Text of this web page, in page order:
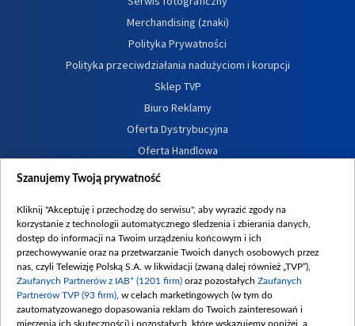
Merchandising (znaki)
Polityka Prywatności
Polityka przeciwdziałania nadużyciom i korupcji
Sklep TVP
Biuro Reklamy
Oferta Dystrybucyjna
Oferta Handlowa
Dostępność
Procedura zgłoszeń wewnętrznych
Szanujemy Twoją prywatność
Kliknij "Akceptuję i przechodzę do serwisu", aby wyrazić zgody na
korzystanie z technologii automatycznego śledzenia i zbierania danych,
dostęp do informacji na Twoim urządzeniu końcowym i ich
przechowywanie oraz na przetwarzanie Twoich danych osobowych przez
nas, czyli Telewizję Polską S.A. w likwidacji (zwaną dalej również „TVP”),
Zaufanych Partnerów z IAB* (1201 firm) oraz pozostałych Zaufanych
Partnerów TVP (93 firm) , w celach marketingowych (w tym do
zautomatyzowanego dopasowania reklam do Twoich zainteresowań i
mierzenia ich skuteczności) i pozostałych, które wskazujemy poniżej, a